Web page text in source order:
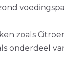
zoals
onderdeel